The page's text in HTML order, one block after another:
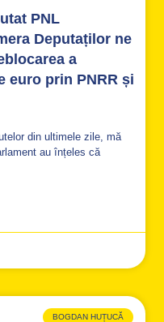
PNL
Deputaților ne
a
euro prin PNRR și
din ultimele zile, mă
au înțeles că
BOGDAN HUȚUCĂ